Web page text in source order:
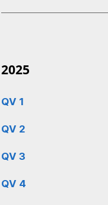
2025
QV 1
QV 2
QV 3
QV 4